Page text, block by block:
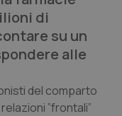
di
su un
alle
del comparto
”frontali”